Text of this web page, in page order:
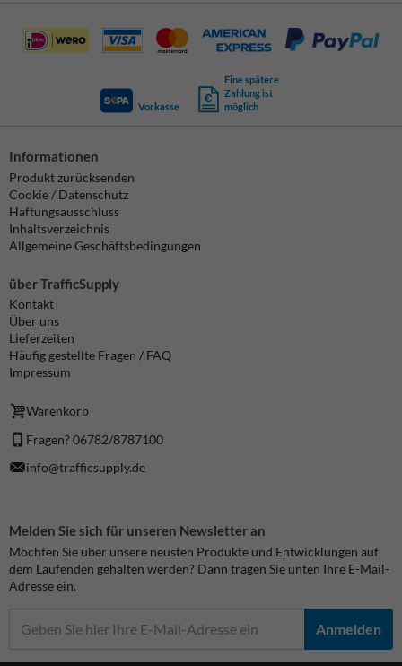
Vorkasse
Eine spätere
Zahlung ist
möglich
Informationen
Produkt zurücksenden
Cookie / Datenschutz
Haftungsausschluss
Inhaltsverzeichnis
Allgemeine Geschäftsbedingungen
über TrafficSupply
Kontakt
Über uns
Lieferzeiten
Häufig gestellte Fragen / FAQ
Impressum
Warenkorb
Fragen? 06782/8787100
info@trafficsupply.de
Melden Sie sich für unseren Newsletter an
Möchten Sie über unsere neusten Produkte und Entwicklungen auf
dem Laufenden gehalten werden? Dann tragen Sie unten Ihre E-Mail-
Adresse ein.
Anmelden